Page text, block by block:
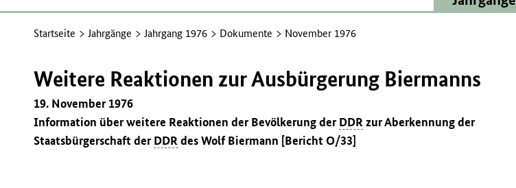
Startseite Jahrgänge Jahrgang 1976 Dokumente November 1976
Weitere Reaktionen zur Ausbürgerung Biermanns
19. November 1976
Information über weitere Reaktionen der Bevölkerung derDDRzur Aberkennung der
Staatsbürgerschaft derDDRdes Wolf Biermann [Bericht O/33]